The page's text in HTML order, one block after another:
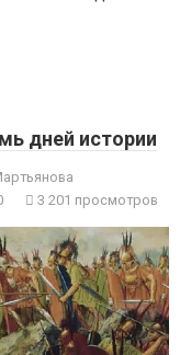
дней истории
3 201 просмотров